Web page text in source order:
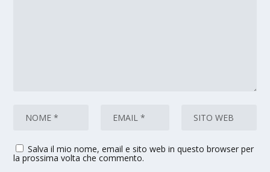
Salva il mio nome, email e sito web in questo browser per
la prossima volta che commento.